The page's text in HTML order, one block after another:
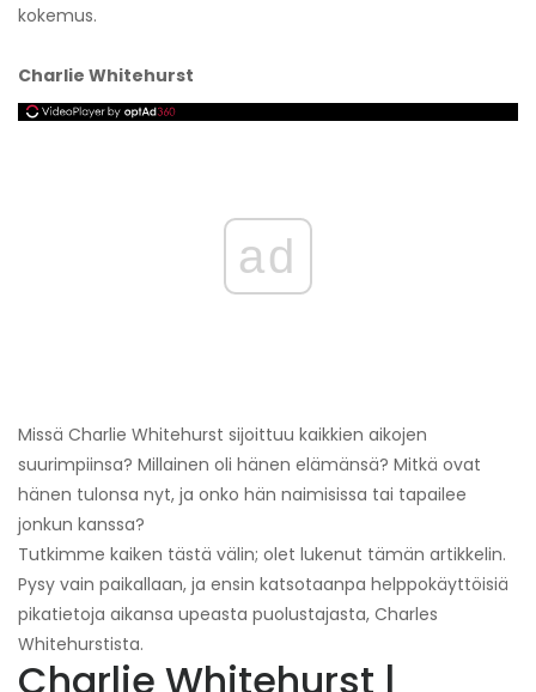
kokemus.
Charlie Whitehurst
ad
Missä Charlie Whitehurst sijoittuu kaikkien aikojen
suurimpiinsa? Millainen oli hänen elämänsä? Mitkä ovat
hänen tulonsa nyt, ja onko hän naimisissa tai tapailee
jonkun kanssa?
Tutkimme kaiken tästä välin; olet lukenut tämän artikkelin.
Pysy vain paikallaan, ja ensin katsotaanpa helppokäyttöisiä
pikatietoja aikansa upeasta puolustajasta, Charles
Whitehurstista.
Charlie Whitehurst |